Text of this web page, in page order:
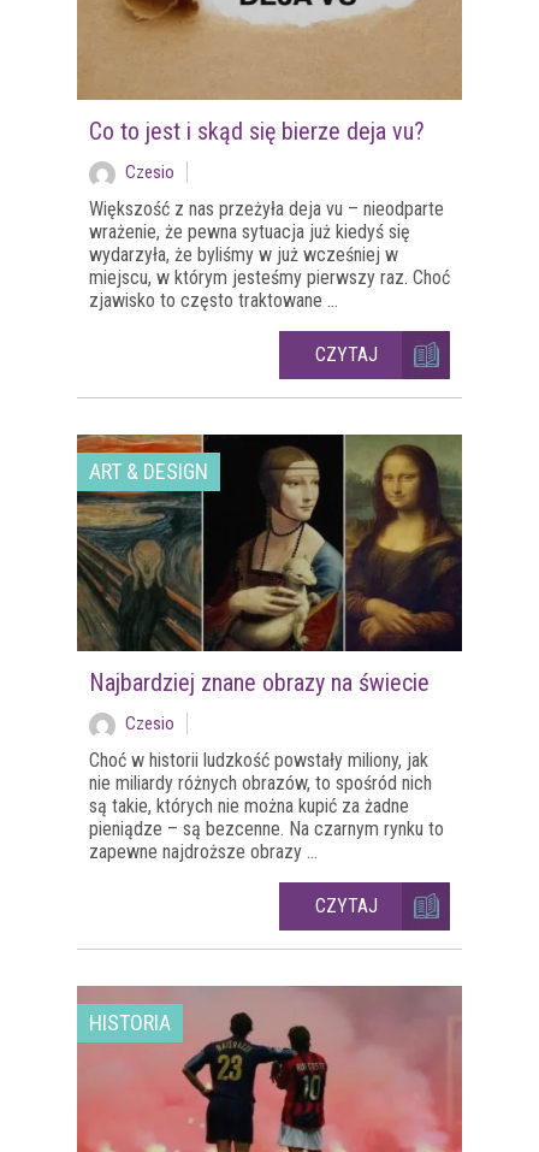
Co to jest i skąd się bierze deja vu?
Czesio
Większość z nas przeżyła deja vu – nieodparte
wrażenie, że pewna sytuacja już kiedyś się
wydarzyła, że byliśmy w już wcześniej w
miejscu, w którym jesteśmy pierwszy raz. Choć
zjawisko to często traktowane ...
CZYTAJ
ART & DESIGN
Najbardziej znane obrazy na świecie
Czesio
Choć w historii ludzkość powstały miliony, jak
nie miliardy różnych obrazów, to spośród nich
są takie, których nie można kupić za żadne
pieniądze – są bezcenne. Na czarnym rynku to
zapewne najdroższe obrazy ...
CZYTAJ
HISTORIA